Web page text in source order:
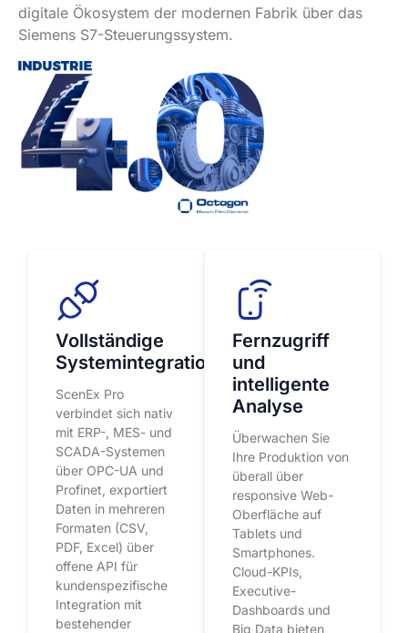
digitale Ökosystem der modernen Fabrik über das
Siemens S7-Steuerungssystem.
Vollständige
Systemintegration
ScenEx Pro
verbindet sich nativ
mit ERP-, MES- und
SCADA-Systemen
über OPC-UA und
Profinet, exportiert
Daten in mehreren
Formaten (CSV,
PDF, Excel) über
offene API für
kundenspezifische
Integration mit
bestehender
Fernzugriff
und
intelligente
Analyse
Überwachen Sie
Ihre Produktion von
überall über
responsive Web-
Oberfläche auf
Tablets und
Smartphones.
Cloud-KPIs,
Executive-
Dashboards und
Big Data bieten